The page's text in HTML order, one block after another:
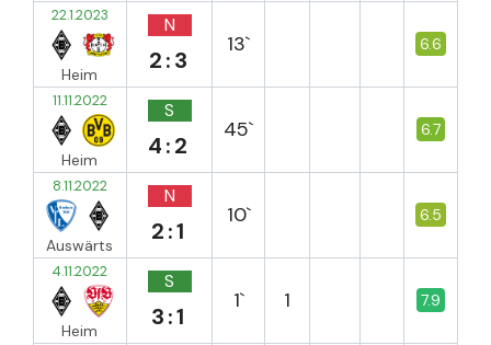
22.1.2023
Heim
N
2:3
13` 6.6
11.11.2022
Heim
S
4:2
45` 6.7
8.11.2022
Auswärts
N
2:1
10` 6.5
4.11.2022
Heim
S
3:1
1` 1 7.9